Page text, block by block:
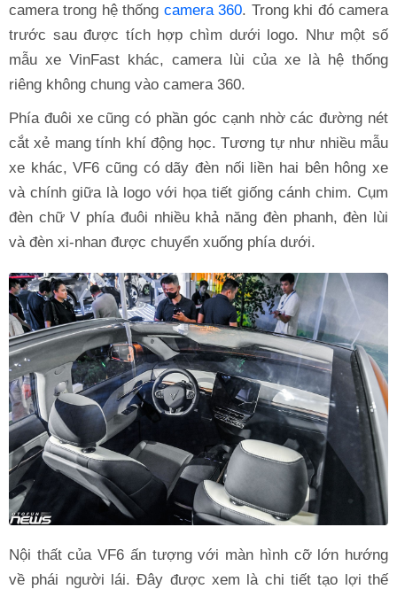
camera trong hệ thống camera 360. Trong khi đó camera
trước sau được tích hợp chìm dưới logo. Như một số
mẫu xe VinFast khác, camera lùi của xe là hệ thống
riêng không chung vào camera 360.
Phía đuôi xe cũng có phần góc cạnh nhờ các đường nét
cắt xẻ mang tính khí động học. Tương tự như nhiều mẫu
xe khác, VF6 cũng có dãy đèn nối liền hai bên hông xe
và chính giữa là logo với họa tiết giống cánh chim. Cụm
đèn chữ V phía đuôi nhiều khả năng đèn phanh, đèn lùi
và đèn xi-nhan được chuyển xuống phía dưới.
Nội thất của VF6 ấn tượng với màn hình cỡ lớn hướng
về phái người lái. Đây được xem là chi tiết tạo lợi thế